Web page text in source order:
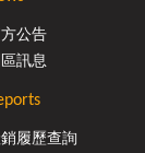
簡單又美味，不管
理 ? 零失敗，輕鬆
肉的嫩度，香氣
淡淡蜜香，不需
脂高蛋白，超有
蓋秒吸睛，人人搶
公告
區訊息
履歷查詢